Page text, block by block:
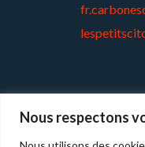
Nous respectons